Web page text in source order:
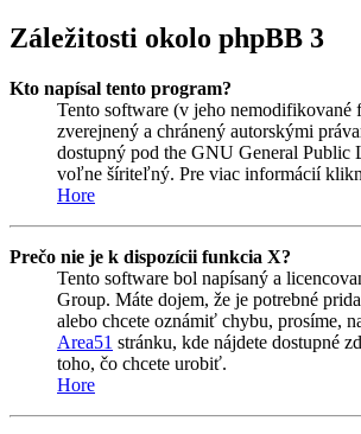
Záležitosti okolo phpBB 3
Kto napísal tento program?
Tento software (v jeho nemodifikované
zverejnený a chránený autorskými
dostupný pod the GNU General Public
voľne šíriteľný. Pre viac informácií
Hore
Prečo nie je k dispozícii funkcia X?
Tento software bol napísaný a
Group. Máte dojem, že je potrebné
alebo chcete oznámiť chybu, prosíme,
Area51 stránku, kde nájdete dostupné
toho, čo chcete urobiť.
Hore